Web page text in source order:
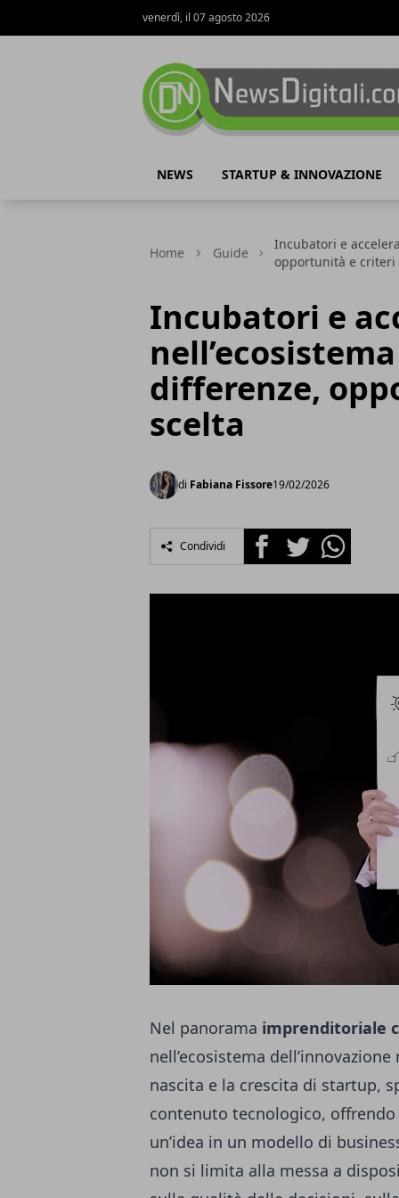
venerdì, il 07 agosto 2026
NEWS STARTUP & INNOVAZIONE
Home Guide
Incubatori e
opportunità e criteri
Incubatori e
differenze,
scelta
di Fabiana Fissore19/02/2026
Condividi FacebookTwitterWhatsapp
Nel panorama imprenditoriale
nell’ecosistema
nascita e la crescita di startup,
contenuto tecnologico,
un’idea in un modello di
non si limita alla messa a